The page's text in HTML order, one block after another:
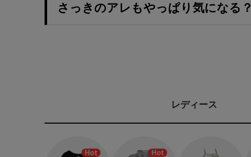
さっきのアレもやっぱり気になる？
レディース